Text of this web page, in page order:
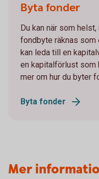
Byta fonder
Du kan när som
fondbyte räknas som
kan leda till en
en kapitalförlust som
mer om hur du byter
Byta fonder
Mer